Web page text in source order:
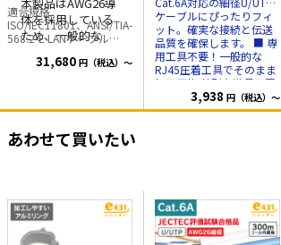
体を採用している
ため、一般的な
多い太径タイプと
しやすい仕様で
す。外径が細いた
め、対応するRJ45
現場での成端作業
の負担軽減や施工
性の向上に貢献し
適合規格
ISO/IEC11801、ANSI/TIA-
568.2-E LANケーブル
AWG26 細径 10ギガビッ
を低減。 シールドなしで
も安定した伝送品質を確
体径：0.40mm 8心線（単
線） カラー：ブルー、ホ
ワイト、ブラック、レッ
ド、イエロー 梱包形状：
31,680 円（税込）～
ケーブルにぴったりフィ
ット。確実な接続と伝送
品質を確保します。 ■ 専
用工具不要！一般的な
RJ45圧着工具でそのまま
加工可能 特別な道具を買
う必要なし。現場でも手
間なくスピーディーに加
バイダー、ロードバー 1
箱=100個 ■■当社専用ケ
ーブル■■ ※他社製
3,938 円（税込）～
あわせて買いたい